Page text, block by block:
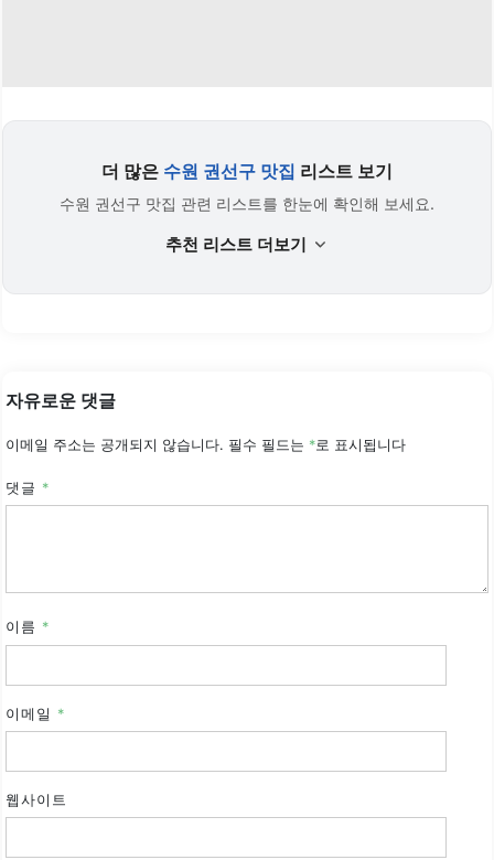
더 많은 수원 권선구 맛집 리스트 보기
수원 권선구 맛집 관련 리스트를 한눈에 확인해 보세요.
추천 리스트 더보기
자유로운 댓글
이메일 주소는 공개되지 않습니다. 필수 필드는 *로 표시됩니다
댓글 *
이름 *
이메일 *
웹사이트